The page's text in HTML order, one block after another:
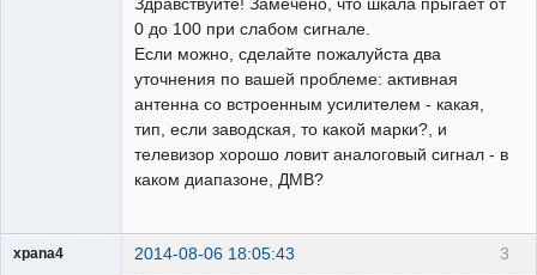
0 до 100 при слабом сигнале.
Если можно, сделайте пожалуйста два
уточнения по вашей проблеме: активная
антенна со встроенным усилителем - какая,
тип, если заводская, то какой марки?, и
телевизор хорошо ловит аналоговый сигнал - в
каком диапазоне, ДМВ?
3
xpana4 2014-08-06 18:05:43